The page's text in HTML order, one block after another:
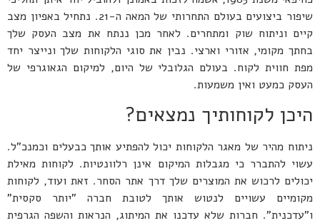
שיפור ביצועים בעולם התחרותי של המאה ה-21. נתחיל באפיון מצב
קיים וניתוח שוק ומתחרים. לאחר מכן ננתח את מצב העסק שלך
בחתך מקומי, אזורי וארצי. נבין את סוגי הלקוחות שלך ונייצר יחד
מפת חווית לקוח. בעולם הגלובלי של היום, למיקום הגאוגרפי של
העסק כמעט ואין משמעות.
היכן לקוחותיך נמצאים?
ניתוח מהיר של מאגר הלקוחות יכול להפתיע אותך כבעלים וכמנכ"ל.
עשוי להתברר כי מגבלות המיקום אינן רלוונטיות. לקוחות מאילת
יכולים לרכוש את המוצרים שלך דרך אתר הסחר. זאת ועוד, לקוחות
מקומיים עשויים לנטוש אותך לטובת חברה "יותר סקסית"
ו"עדכנית". חברות שלא עדכנו את המיתוג, הנראות והשפה הגרפית